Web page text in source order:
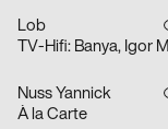
Lob
TV-Hifi: Banya, Igor
Nuss Yannick
À la Carte